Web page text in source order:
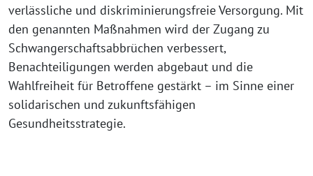
verlässliche und diskriminierungsfreie Versorgung. Mit
den genannten Maßnahmen wird der Zugang zu
Schwangerschaftsabbrüchen verbessert,
Benachteiligungen werden abgebaut und die
Wahlfreiheit für Betroffene gestärkt – im Sinne einer
solidarischen und zukunftsfähigen
Gesundheitsstrategie.